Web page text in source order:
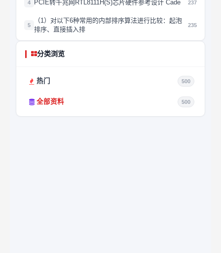
4 PCIE转千兆网RTL8111H(S)芯片硬件参考设计 Cade 237
5
（1）对以下6种常用的内部排序算法进行比较：起泡
排序、直接插入排
235
分类浏览
热门 500
全部资料 500